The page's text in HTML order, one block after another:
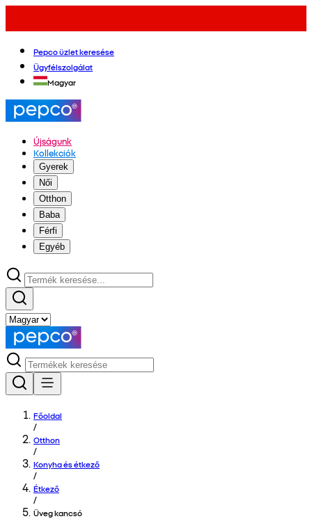
Pepco üzlet keresése
Ügyfélszolgálat
Magyar
Újságunk
Kollekciók
Gyerek
Női
Otthon
Baba
Férfi
Egyéb
Főoldal
/
Otthon
/
Konyha és étkező
/
Étkező
/
Üveg kancsó